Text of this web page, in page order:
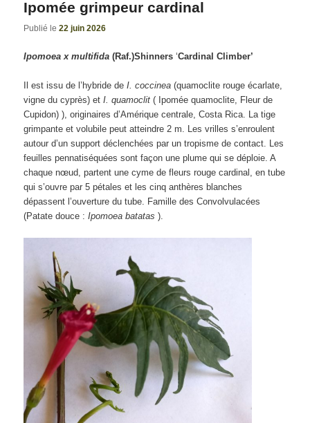
Ipomée grimpeur cardinal
Publié le22 juin 2026
Ipomoea x multifida(Raf.)Shinners‘Cardinal Climber’
Il est issu de l’hybride deI. coccinea (quamoclite rouge écarlate,
vigne du cyprès) etI. quamoclit ( Ipomée quamoclite, Fleur de
Cupidon) ), originaires d’Amérique centrale, Costa Rica. La tige
grimpante et volubile peut atteindre 2 m. Les vrilles s’enroulent
autour d’un support déclenchées par un tropisme de contact. Les
feuilles pennatiséquées sont façon une plume qui se déploie. A
chaque nœud, partent une cyme de fleurs rouge cardinal, en tube
qui s’ouvre par 5 pétales et les cinq anthères blanches
dépassent l’ouverture du tube. Famille des Convolvulacées
(Patate douce :Ipomoea batatas).